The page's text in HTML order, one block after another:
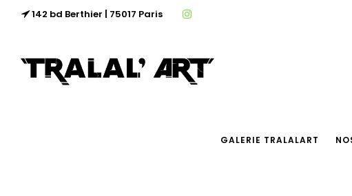
142 bd Berthier | 75017 Paris
GALERIE TRALALART